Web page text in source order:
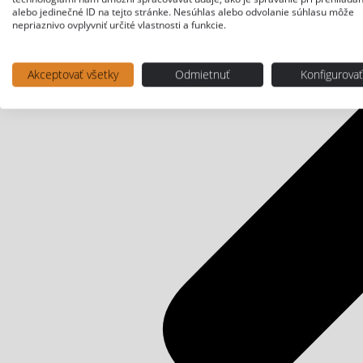
alebo jedinečné ID na tejto stránke. Nesúhlas alebo odvolanie súhlasu môže
nepriaznivo ovplyvniť určité vlastnosti a funkcie.
Akceptovať všetky Odmietnuť Konfigurovať